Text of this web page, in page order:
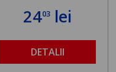
2403 lei
DETALII